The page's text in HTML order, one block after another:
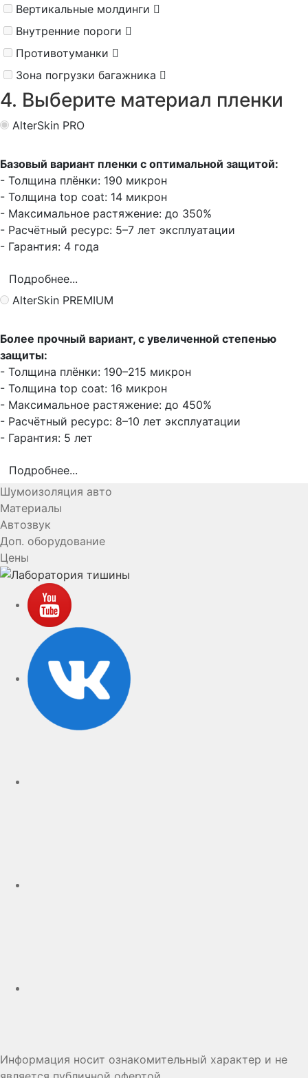
Вертикальные молдинги
Внутренние пороги
Противотуманки
Зона погрузки багажника
4. Выберите материал пленки
AlterSkin PRO
Базовый вариант пленки с оптимальной защитой:
- Толщина плёнки: 190 микрон
- Толщина top coat: 14 микрон
- Максимальное растяжение: до 350%
- Расчётный ресурс: 5–7 лет эксплуатации
- Гарантия: 4 года
Подробнее...
AlterSkin PREMIUM
Более прочный вариант, с увеличенной степенью
защиты:
- Толщина плёнки: 190–215 микрон
- Толщина top coat: 16 микрон
- Максимальное растяжение: до 450%
- Расчётный ресурс: 8–10 лет эксплуатации
- Гарантия: 5 лет
Подробнее...
Шумоизоляция авто
Материалы
Автозвук
Доп. оборудование
Цены
Информация носит ознакомительный характер и не